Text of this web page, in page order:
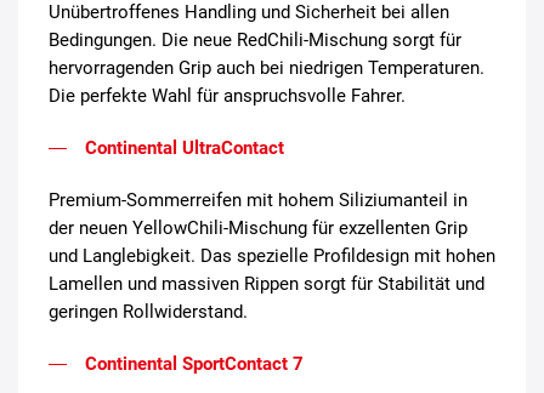
Unübertroffenes Handling und Sicherheit bei allen
Bedingungen. Die neue RedChili-Mischung sorgt für
hervorragenden Grip auch bei niedrigen Temperaturen.
Die perfekte Wahl für anspruchsvolle Fahrer.
Continental UltraContact
Premium-Sommerreifen mit hohem Siliziumanteil in
der neuen YellowChili-Mischung für exzellenten Grip
und Langlebigkeit. Das spezielle Profildesign mit hohen
Lamellen und massiven Rippen sorgt für Stabilität und
geringen Rollwiderstand.
Continental SportContact 7